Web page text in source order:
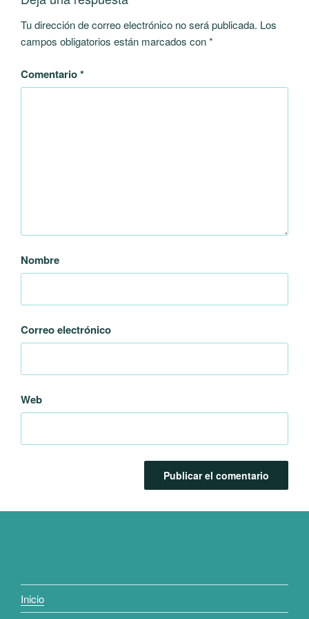
Tu dirección de correo electrónico no será publicada. Los
campos obligatorios están marcados con*
Comentario*
Nombre
Correo electrónico
Web
Inicio